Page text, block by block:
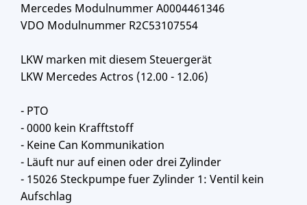
Mercedes Modulnummer A0004461346
VDO Modulnummer R2C53107554
LKW marken mit diesem Steuergerät
LKW Mercedes Actros (12.00 - 12.06)
- PTO
- 0000 kein Krafftstoff
- Keine Can Kommunikation
- Läuft nur auf einen oder drei Zylinder
- 15026 Steckpumpe fuer Zylinder 1: Ventil kein
Aufschlag